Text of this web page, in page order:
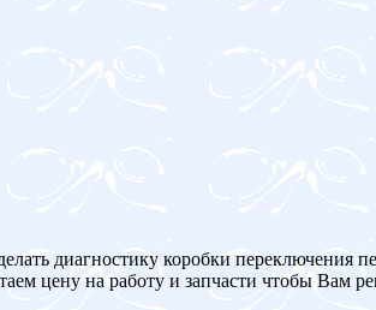
диагностику коробки переключения
цену на работу и запчасти чтобы Вам